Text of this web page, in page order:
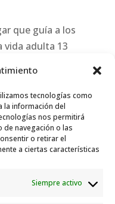
tecnologías como
la información del
nos permitirá
navegación o las
o retirar el
a ciertas características
Siempre activo
que guía a los
vida adulta 13
empleo en el
de Protección